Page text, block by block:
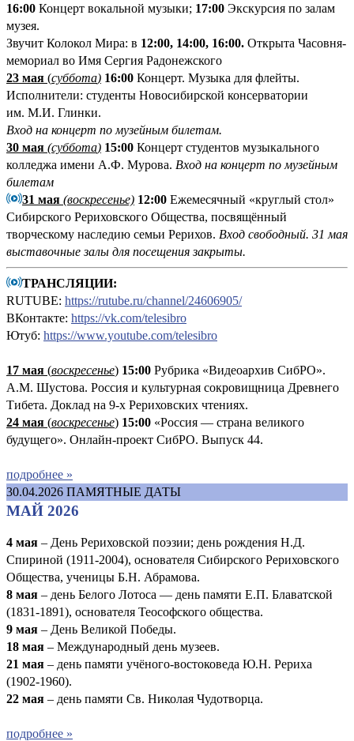
16:00 Концерт вокальной музыки; 17:00 Экскурсия по залам
музея.
Звучит Колокол Мира: в 12:00, 14:00, 16:00. Открыта Часовня-
мемориал во Имя Сергия Радонежского
23 мая (суббота) 16:00 Концерт. Музыка для флейты.
Исполнители: студенты Новосибирской консерватории
им. М.И. Глинки.
Вход на концерт по музейным билетам.
30 мая (суббота) 15:00 Концерт студентов музыкального
колледжа имени А.Ф. Мурова. Вход на концерт по музейным
билетам
31 мая (воскресенье) 12:00 Ежемесячный «круглый стол»
Сибирского Рериховского Общества, посвящённый
творческому наследию семьи Рерихов. Вход свободный. 31 мая
выставочные залы для посещения закрыты.
ТРАНСЛЯЦИИ:
RUTUBE: https://rutube.ru/channel/24606905/
ВКонтакте: https://vk.com/telesibro
Ютуб: https://www.youtube.com/telesibro
17 мая (воскресенье) 15:00 Рубрика «Видеоархив СибРО».
А.М. Шустова. Россия и культурная сокровищница Древнего
Тибета. Доклад на 9-х Рериховских чтениях.
24 мая (воскресенье) 15:00 «Россия — страна великого
будущего». Онлайн-проект СибРО. Выпуск 44.
подробнее »
30.04.2026 ПАМЯТНЫЕ ДАТЫ
МАЙ 2026
4 мая – День Рериховской поэзии; день рождения Н.Д.
Спириной (1911-2004), основателя Сибирского Рериховского
Общества, ученицы Б.Н. Абрамова.
8 мая – день Белого Лотоса — день памяти Е.П. Блаватской
(1831-1891), основателя Теософского общества.
9 мая – День Великой Победы.
18 мая – Международный день музеев.
21 мая – день памяти учёного-востоковеда Ю.Н. Рериха
(1902-1960).
22 мая – день памяти Св. Николая Чудотворца.
подробнее »